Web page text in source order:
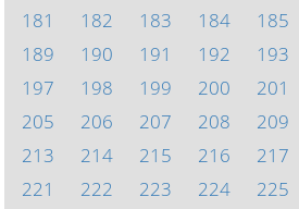
181
182 183 184 185
189
190 191 192 193
197
198 199 200 201
205
206 207 208 209
213
214 215 216 217
221
222 223 224 225